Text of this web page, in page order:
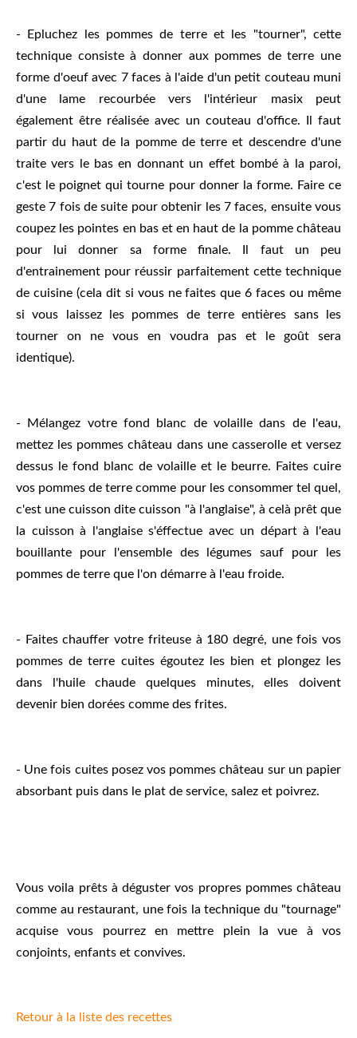
- Epluchez les pommes de terre et les "tourner", cette
technique consiste à donner aux pommes de terre une
forme d'oeuf avec 7 faces à l'aide d'un petit couteau muni
d'une lame recourbée vers l'intérieur masix peut
également être réalisée avec un couteau d'office. Il faut
partir du haut de la pomme de terre et descendre d'une
traite vers le bas en donnant un effet bombé à la paroi,
c'est le poignet qui tourne pour donner la forme. Faire ce
geste 7 fois de suite pour obtenir les 7 faces, ensuite vous
coupez les pointes en bas et en haut de la pomme château
pour lui donner sa forme finale. Il faut un peu
d'entrainement pour réussir parfaitement cette technique
de cuisine (cela dit si vous ne faites que 6 faces ou même
si vous laissez les pommes de terre entières sans les
tourner on ne vous en voudra pas et le goût sera
identique).
- Mélangez votre fond blanc de volaille dans de l'eau,
mettez les pommes château dans une casserolle et versez
dessus le fond blanc de volaille et le beurre. Faites cuire
vos pommes de terre comme pour les consommer tel quel,
c'est une cuisson dite cuisson "à l'anglaise", à celà prêt que
la cuisson à l'anglaise s'éffectue avec un départ à l'eau
bouillante pour l'ensemble des légumes sauf pour les
pommes de terre que l'on démarre à l'eau froide.
- Faites chauffer votre friteuse à 180 degré, une fois vos
pommes de terre cuites égoutez les bien et plongez les
dans l'huile chaude quelques minutes, elles doivent
devenir bien dorées comme des frites.
- Une fois cuites posez vos pommes château sur un papier
absorbant puis dans le plat de service, salez et poivrez.
Vous voila prêts à déguster vos propres pommes château
comme au restaurant, une fois la technique du "tournage"
acquise vous pourrez en mettre plein la vue à vos
conjoints, enfants et convives.
Retour à la liste des recettes